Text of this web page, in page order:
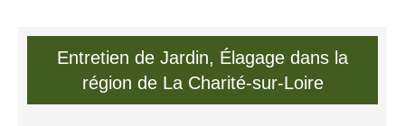
Entretien de Jardin, Élagage dans la
région de La Charité-sur-Loire